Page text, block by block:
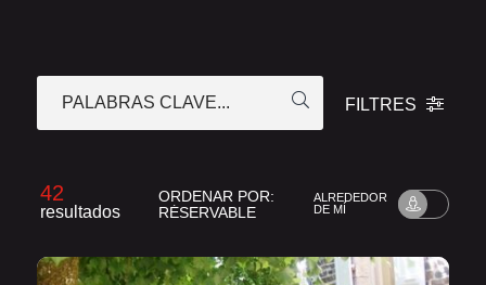
PALABRAS CLAVE... FILTRES
42
resultados
ORDENAR POR:
RÉSERVABLE
ALREDEDOR
DE MÍ